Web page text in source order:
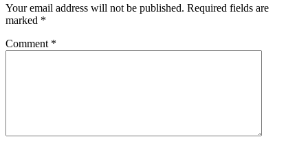
Your email address will not be published. Required fields are
marked *
Comment *